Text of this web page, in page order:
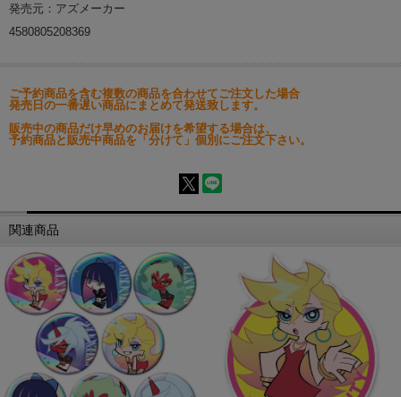
発売元：アズメーカー
4580805208369
ご予約商品を含む複数の商品を合わせてご注文した場合
発売日の一番遅い商品にまとめて発送致します。
販売中の商品だけ早めのお届けを希望する場合は、
予約商品と販売中商品を「分けて」個別にご注文下さい。
関連商品